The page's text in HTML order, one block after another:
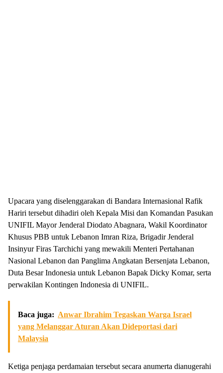
Upacara yang diselenggarakan di Bandara Internasional Rafik
Hariri tersebut dihadiri oleh Kepala Misi dan Komandan Pasukan
UNIFIL Mayor Jenderal Diodato Abagnara, Wakil Koordinator
Khusus PBB untuk Lebanon Imran Riza, Brigadir Jenderal
Insinyur Firas Tarchichi yang mewakili Menteri Pertahanan
Nasional Lebanon dan Panglima Angkatan Bersenjata Lebanon,
Duta Besar Indonesia untuk Lebanon Bapak Dicky Komar, serta
perwakilan Kontingen Indonesia di UNIFIL.
Baca juga: Anwar Ibrahim Tegaskan Warga Israel
yang Melanggar Aturan Akan Dideportasi dari
Malaysia
Ketiga penjaga perdamaian tersebut secara anumerta dianugerahi